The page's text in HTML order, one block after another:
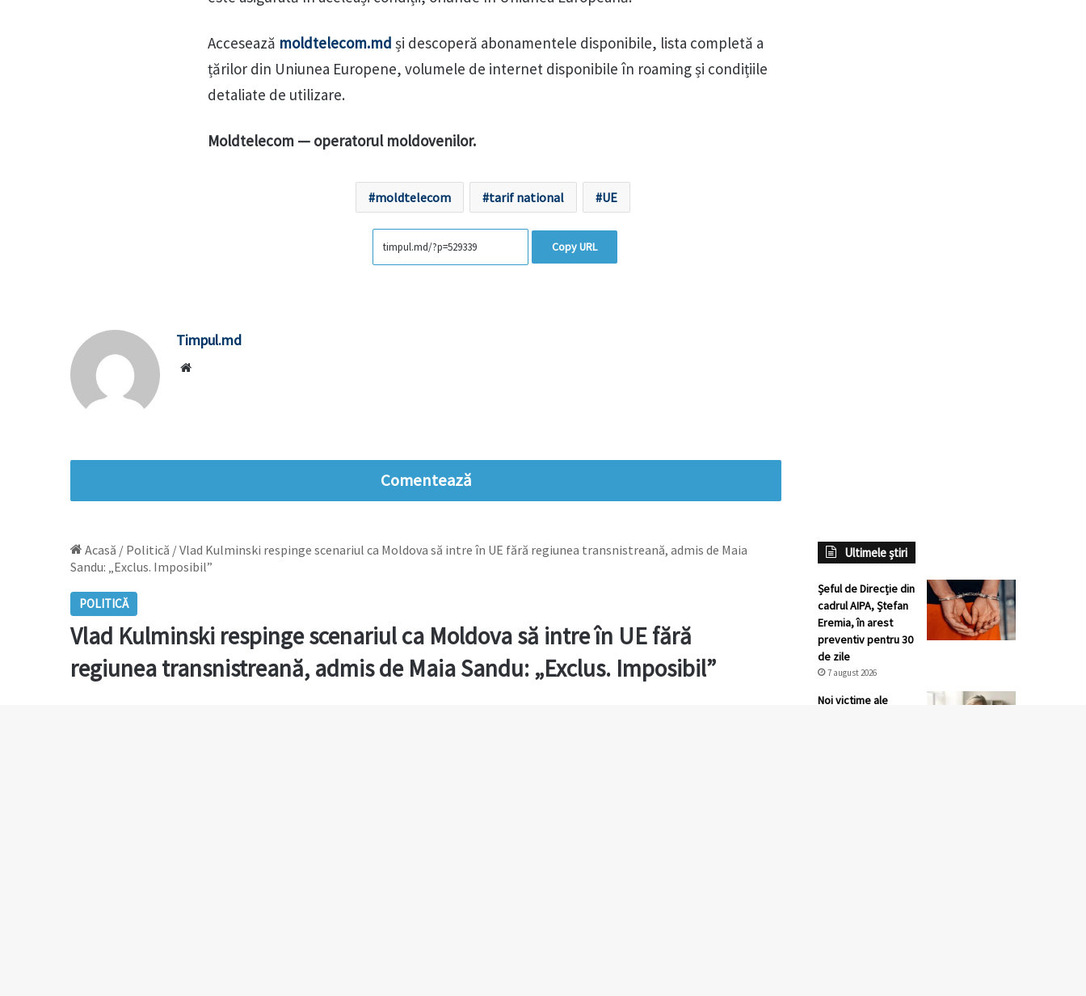
Accesează moldtelecom.md și descoperă abonamentele disponibile, lista completă a
țărilor din Uniunea Europene, volumele de internet disponibile în roaming și condițiile
detaliate de utilizare.
Moldtelecom — operatorul moldovenilor.
moldtelecom tarif national UE
Copy URL
Timpul.md
Comentează